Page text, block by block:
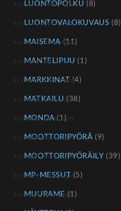
LUONTOPOLKU (8)
LUONTOVALOKUVAUS (8)
MAISEMA (11)
MANTELIPUU (1)
MARKKINAT (4)
MATKAILU (38)
MONDA (1)
MOOTTORIPYÖRÄ (9)
MOOTTORIPYÖRÄILY (39)
MP-MESSUT (5)
MUURAME (1)